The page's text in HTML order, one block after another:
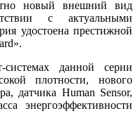
новый внешний вид
с актуальными
удостоена престижной
данной серии
плотности, нового
датчика Human Sensor,
энергоэффективности